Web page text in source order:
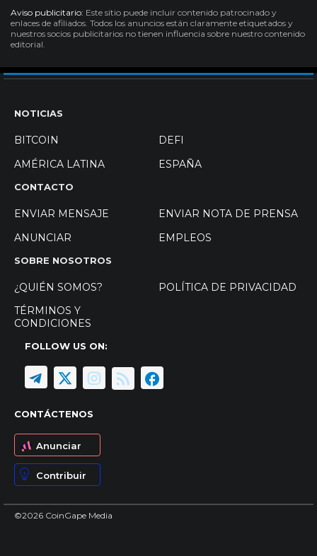
Aviso publicitario: Este sitio puede incluir contenido patrocinado y
enlaces de afiliados. Todos los anuncios están claramente etiquetados y
nuestros socios publicitarios no tienen influencia sobre nuestro contenido
editorial.
NOTICIAS
BITCOIN
DEFI
AMÉRICA LATINA
ESPAÑA
CONTACTO
ENVIAR MENSAJE
ENVIAR NOTA DE PRENSA
ANUNCIAR
EMPLEOS
SOBRE NOSOTROS
¿QUIÉN SOMOS?
POLÍTICA DE PRIVACIDAD
TÉRMINOS Y
CONDICIONES
FOLLOW US ON:
CONTÁCTENOS
Anunciar
Contribuir
©2026 CoinGape Media